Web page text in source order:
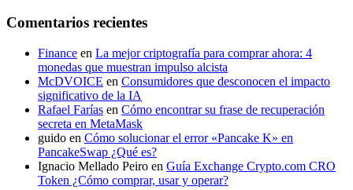
Comentarios recientes
Finance en La mejor criptografía para comprar ahora: 4
monedas que muestran impulso alcista
McDVOICE en Consumidores que desconocen el impacto
significativo de la IA
Rafael Farías en Cómo encontrar su frase de recuperación
secreta en MetaMask
guido en Cómo solucionar el error «Pancake K» en
PancakeSwap ¿Qué es?
Ignacio Mellado Peiro en Guía Exchange Crypto.com CRO
Token ¿Cómo comprar, usar y operar?